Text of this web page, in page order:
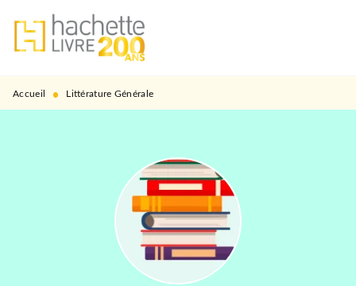
MENU RECHERCHE
PIED DE PAGE
Accueil • Littérature Générale